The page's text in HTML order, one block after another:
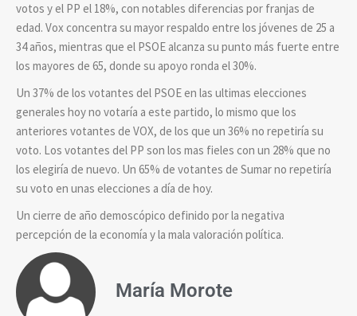
votos y el PP el 18%, con notables diferencias por franjas de
edad. Vox concentra su mayor respaldo entre los jóvenes de 25 a
34 años, mientras que el PSOE alcanza su punto más fuerte entre
los mayores de 65, donde su apoyo ronda el 30%.
Un 37% de los votantes del PSOE en las ultimas elecciones
generales hoy no votaría a este partido, lo mismo que los
anteriores votantes de VOX, de los que un 36% no repetiría su
voto. Los votantes del PP son los mas fieles con un 28% que no
los elegiría de nuevo. Un 65% de votantes de Sumar no repetiría
su voto en unas elecciones a día de hoy.
Un cierre de año demoscópico definido por la negativa
percepción de la economía y la mala valoración política.
María Morote